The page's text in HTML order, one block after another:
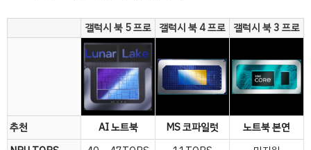
갤럭시 북 5 프로 갤럭시 북 4 프로 갤럭시 북 3 프로
추천 AI 노트북 MS 코파일럿
노트북 본연